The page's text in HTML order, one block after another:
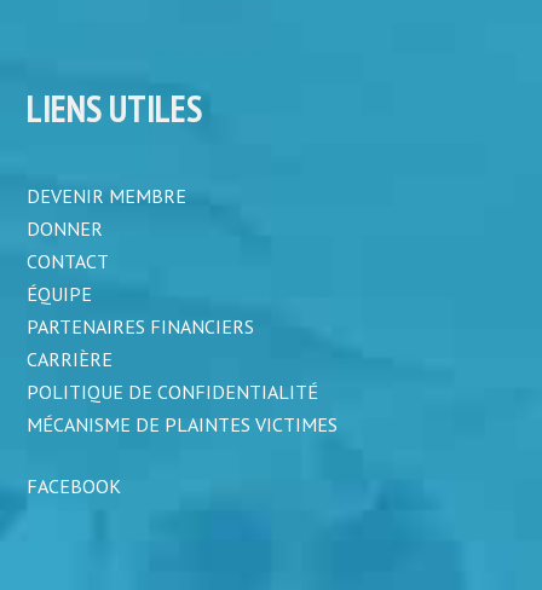
LIENS UTILES
DEVENIR MEMBRE
DONNER
CONTACT
ÉQUIPE
PARTENAIRES FINANCIERS
CARRIÈRE
POLITIQUE DE CONFIDENTIALITÉ
MÉCANISME DE PLAINTES VICTIMES
FACEBOOK